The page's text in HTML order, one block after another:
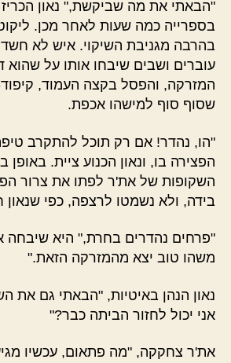
"הבאתי את מה שביקשת," נאון
בספרייה כמה שעות לאחר מכן.
בהרבה מגניבת השיקוי. איש לא
עוברים ושבים שיבחו אותו על שהוא
המזרקה, והפסל בקצה העמוד,
שסוף סוף למישהו אכפת.
"הו, נהדר! אם רק תוכל להתקרב
הפצירה בו, ונאון הכנוע ציית. באופן
השקופות של את'ר לפתו את צרור
בידה, ולא נשמטו לרצפה, כפי
"פרחים נהדרים בחרת," היא שיבחה
משהו טוב יצא מהמזרקה הזאת."
נאון הנהן באיטיות, "הבאתי גם את
אני יכול לחזור הביתה כבר?"
את'ר צחקקה, "מה פתאום, עכשיו